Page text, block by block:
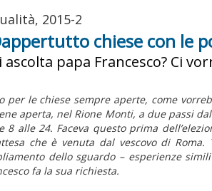
2015-2
chiese con le
ascolta papa Francesco? Ci
per le chiese sempre aperte, come
aperta, nel Rione Monti, a due passi
8 alle 24. Faceva questo prima
che è venuta dal vescovo di
dello sguardo – esperienze
fa la sua richiesta.